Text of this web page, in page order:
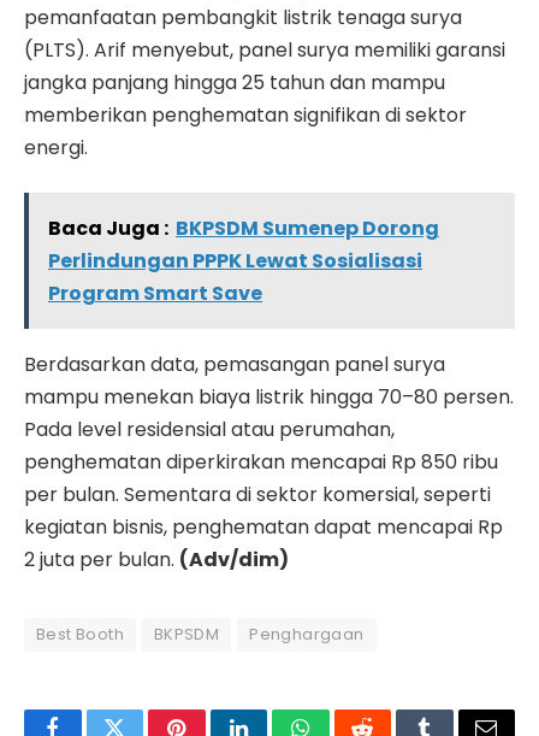
pemanfaatan pembangkit listrik tenaga surya
(PLTS). Arif menyebut, panel surya memiliki garansi
jangka panjang hingga 25 tahun dan mampu
memberikan penghematan signifikan di sektor
energi.
Baca Juga : BKPSDM Sumenep Dorong
Perlindungan PPPK Lewat Sosialisasi
Program Smart Save
Berdasarkan data, pemasangan panel surya
mampu menekan biaya listrik hingga 70–80 persen.
Pada level residensial atau perumahan,
penghematan diperkirakan mencapai Rp 850 ribu
per bulan. Sementara di sektor komersial, seperti
kegiatan bisnis, penghematan dapat mencapai Rp
2 juta per bulan. (Adv/dim)
Best Booth BKPSDM Penghargaan